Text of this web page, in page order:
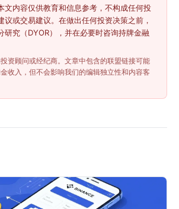
文内容仅供教育和信息参考，不构成任何投
议或交易建议。在做出任何投资决策之前，
研究（DYOR），并在必要时咨询持牌金融
资顾问或经纪商。文章中包含的联盟链接可能
收入，但不会影响我们的编辑独立性和内容客